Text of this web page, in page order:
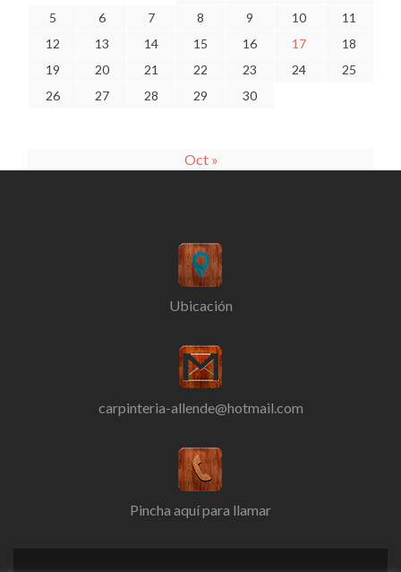
5
6 7 8 9 10
11
12
13 14 15 16 17
18
19
20 21 22 23 24
25
26
27 28 29 30
Oct »
Ubicación
carpinteria-allende@hotmail.com
Pincha aquí para llamar